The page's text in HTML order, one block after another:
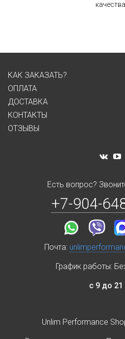
качества
КАК ЗАКАЗАТЬ?
ОПЛАТА
ДОСТАВКА
КОНТАКТЫ
ОТЗЫВЫ
Есть вопрос?
+7-904-
Почта:
График работы:
с 9 до 21
Unlim Performance